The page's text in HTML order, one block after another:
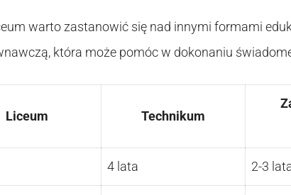
warto zastanowić się nad innymi formami
która może pomóc w dokonaniu
Liceum Technikum
4 lata 2-3